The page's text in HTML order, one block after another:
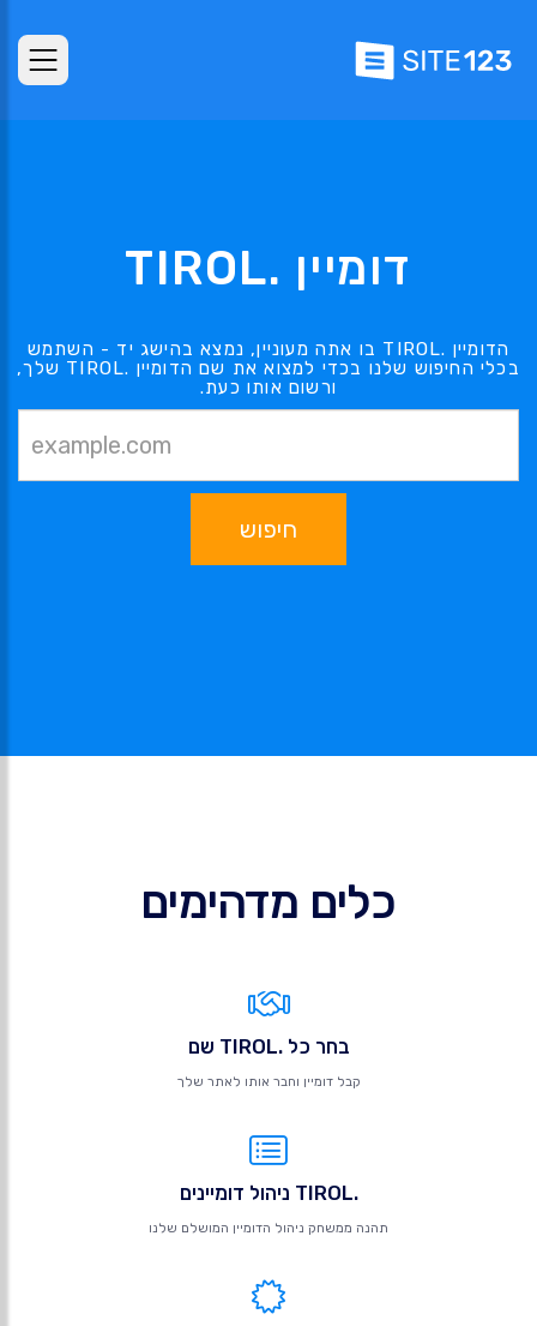
דומיין .TIROL
הדומיין .TIROL בו אתה מעוניין, נמצא בהישג יד - השתמש
בכלי החיפוש שלנו בכדי למצוא את שם הדומיין .TIROL שלך,
ורשום אותו כעת.
חיפוש
כלים מדהימים
בחר כל .TIROL שם
קבל דומיין וחבר אותו לאתר שלך
.TIROL ניהול דומיינים
תהנה ממשחק ניהול הדומיין המושלם שלנו